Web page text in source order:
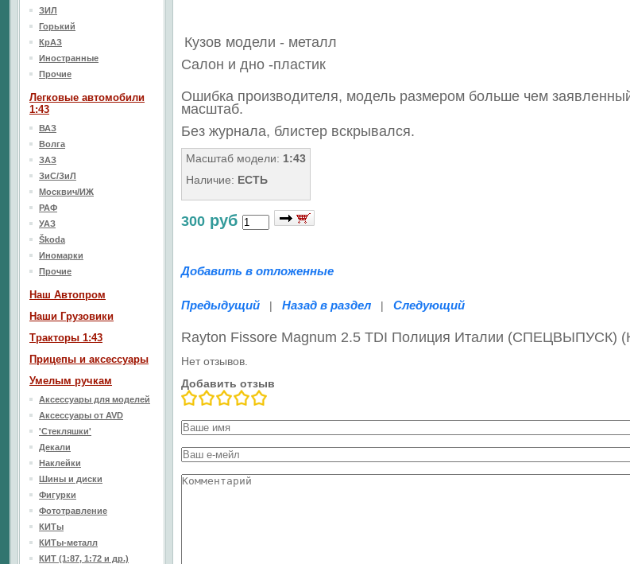
Кузов модели - металл
Салон и дно -пластик
Ошибка производителя, модель размером больше чем
масштаб.
Без журнала, блистер вскрывался.
Масштаб модели: 1:43
Наличие: ЕСТЬ
300 руб
Добавить в отложенные
Предыдущий | Назад в раздел | Следующий
Rayton Fissore Magnum 2.5 TDI Полиция Италии (СПЕЦВЫПУСК)
Нет отзывов.
Добавить отзыв
ЗИЛ
Горький
КрАЗ
Иностранные
Прочие
Легковые автомобили
1:43
ВАЗ
Волга
ЗАЗ
ЗиС/ЗиЛ
Москвич/ИЖ
РАФ
УАЗ
Škoda
Иномарки
Прочие
Наш Aвтопром
Наши Грузовики
Тракторы 1:43
Прицепы и аксессуары
Умелым ручкам
Аксессуары для моделей
Аксессуары от AVD
'Стекляшки'
Декали
Наклейки
Шины и диски
Фигурки
Фототравление
КИТы
КИТы-металл
КИТ (1:87, 1:72 и др.)